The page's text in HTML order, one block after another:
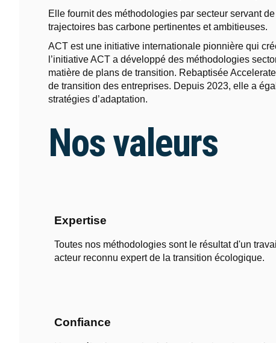
Elle fournit des méthodologies par secteur servant
trajectoires bas carbone pertinentes et ambitieuses.
ACT est une initiative internationale pionnière qui
l’initiative ACT a développé des méthodologies
matière de plans de transition. Rebaptisée
de transition des entreprises. Depuis 2023, elle a
stratégies d’adaptation.
Nos valeurs
Expertise
Toutes nos méthodologies sont le résultat d'un
acteur reconnu expert de la transition écologique.
Confiance